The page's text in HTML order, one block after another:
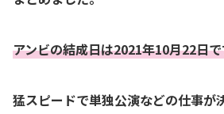
アンビの結成日は2021年10月22日で
猛スピードで単独公演などの仕事が